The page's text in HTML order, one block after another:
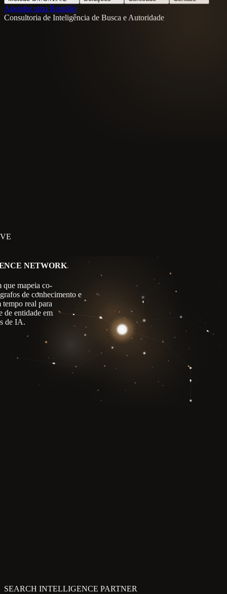
Agendar uma Reunião
Consultoria de Inteligência de Busca e Autoridade
NETWORK
que mapeia co-
de conhecimento e
tempo real para
de entidade em
de IA.
SEARCH INTELLIGENCE PARTNER